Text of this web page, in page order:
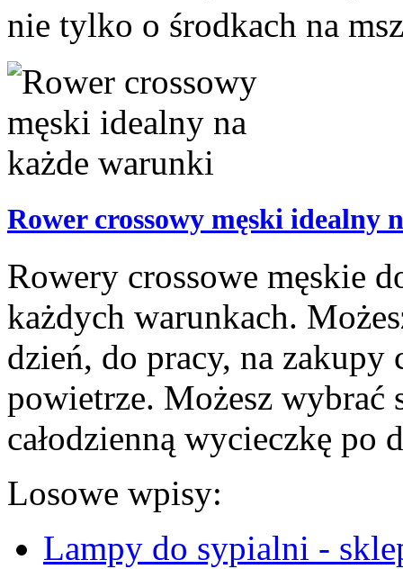
nie tylko o środkach na
Rower crossowy męski idealny
Rowery crossowe męskie
każdych warunkach.
dzień, do pracy, na zakupy
powietrze. Możesz wybrać
całodzienną wycieczkę po
Losowe wpisy:
Lampy do sypialni -